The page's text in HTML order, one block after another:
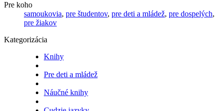
Pre koho
samoukovia, pre študentov, pre deti a mládež, pre dospelých,
pre žiakov
Kategorizácia
Knihy
Pre deti a mládež
Náučné knihy